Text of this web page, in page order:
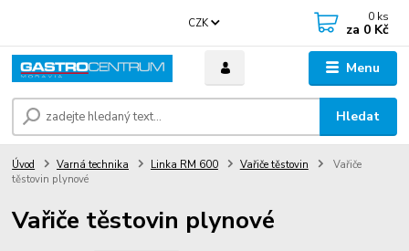
Menu
CZK
Hledat
0 ks
za 0 Kč
Úvod Varná technika Linka RM 600 Vařiče těstovin
Vařiče
těstovin plynové
Vařiče těstovin plynové